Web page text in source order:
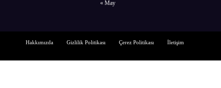
« May
Hakkımızda Gizlilik Politikası Çerez Politikası İletişim